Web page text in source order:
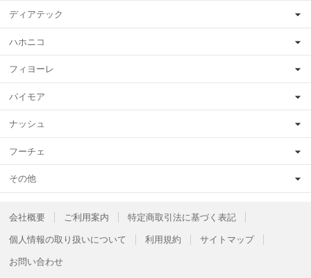
ディアテック
ハホニコ
フィヨーレ
パイモア
ナッシュ
フーチェ
その他
会社概要 ご利用案内 特定商取引法に基づく表記
個人情報の取り扱いについて 利用規約 サイトマップ
お問い合わせ